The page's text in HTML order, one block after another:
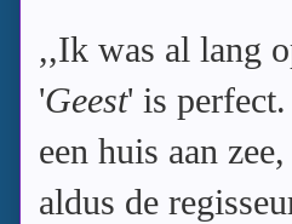
,,Ik was al lang
'Geest' is
een huis aan
aldus de